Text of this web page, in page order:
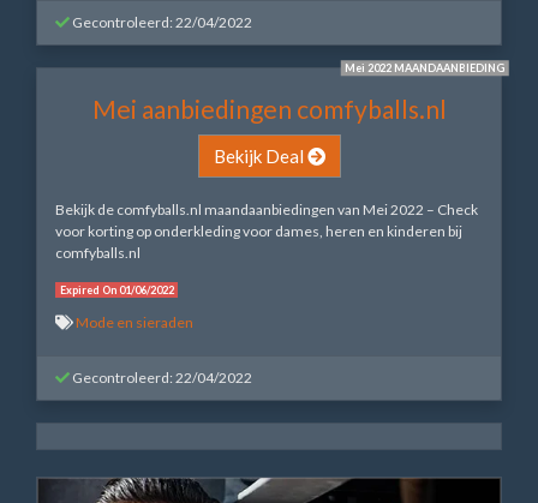
Gecontroleerd: 22/04/2022
Mei 2022 MAANDAANBIEDING
Mei aanbiedingen comfyballs.nl
Bekijk Deal
Bekijk de comfyballs.nl maandaanbiedingen van Mei 2022 – Check
voor korting op onderkleding voor dames, heren en kinderen bij
comfyballs.nl
Expired On 01/06/2022
Mode en sieraden
Gecontroleerd: 22/04/2022